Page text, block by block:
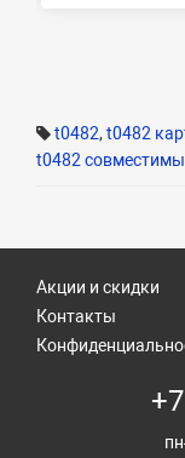
t0482, t0482
t0482
Акции и скидки
Контакты